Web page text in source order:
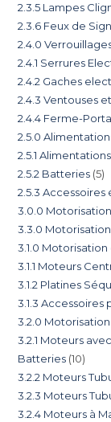
2.3.5 Lampes
2.3.6 Feux de
2.4.0
2.4.1 Serrures
2.4.2 Gaches
2.4.3 Ventouses
2.4.4 Ferme-
2.5.0
2.5.1
2.5.2 Batteries 5
2.5.3
3.0.0
3.3.0
3.1.0
3.1.1 Moteurs
3.1.2 Platines
3.1.3
3.2.0
3.2.1 Moteurs
Batteries 10
3.2.2 Moteurs
3.2.3 Moteurs
3.2.4 Moteurs à